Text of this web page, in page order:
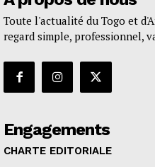
Toute l'actualité du Togo et
regard simple, professionnel,
Engagements
CHARTE EDITORIALE